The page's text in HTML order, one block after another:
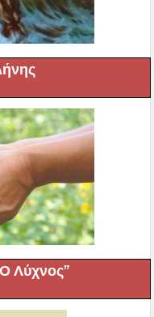
Λύχνος”